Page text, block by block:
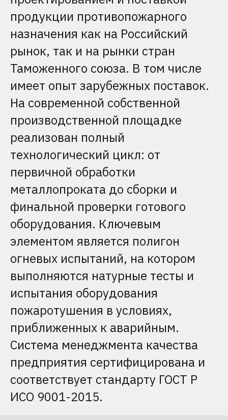
продукции противопожарного
назначения как на Российский
рынок, так и на рынки стран
Таможенного союза. В том числе
имеет опыт зарубежных поставок.
На современной собственной
производственной площадке
реализован полный
технологический цикл: от
первичной обработки
металлопроката до сборки и
финальной проверки готового
оборудования. Ключевым
элементом является полигон
огневых испытаний, на котором
выполняются натурные тесты и
испытания оборудования
пожаротушения в условиях,
приближенных к аварийным.
Система менеджмента качества
предприятия сертифицирована и
соответствует стандарту ГОСТ Р
ИСО 9001-2015.